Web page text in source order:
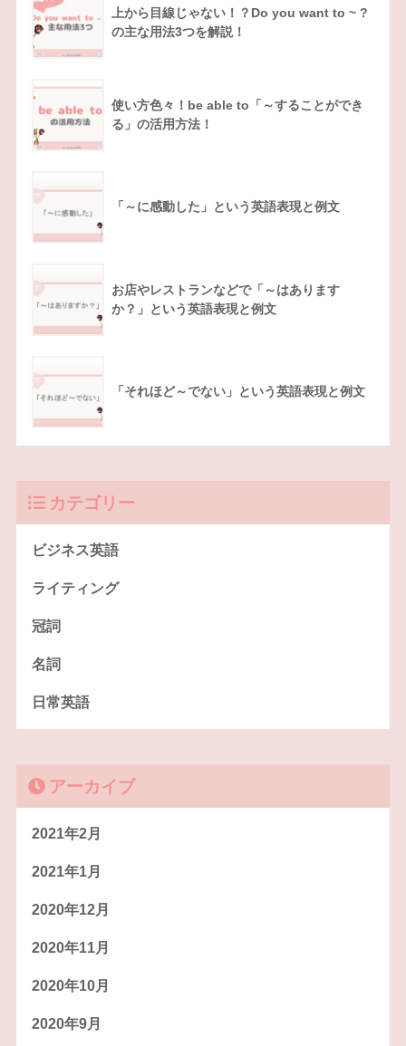
上から目線じゃない！？Do you want to ~ ?
の主な用法3つを解説！
使い方色々！be able to「～することができ
る」の活用方法！
「～に感動した」という英語表現と例文
お店やレストランなどで「～はあります
か？」という英語表現と例文
「それほど～でない」という英語表現と例文
カテゴリー
ビジネス英語
ライティング
冠詞
名詞
日常英語
アーカイブ
2021年2月
2021年1月
2020年12月
2020年11月
2020年10月
2020年9月